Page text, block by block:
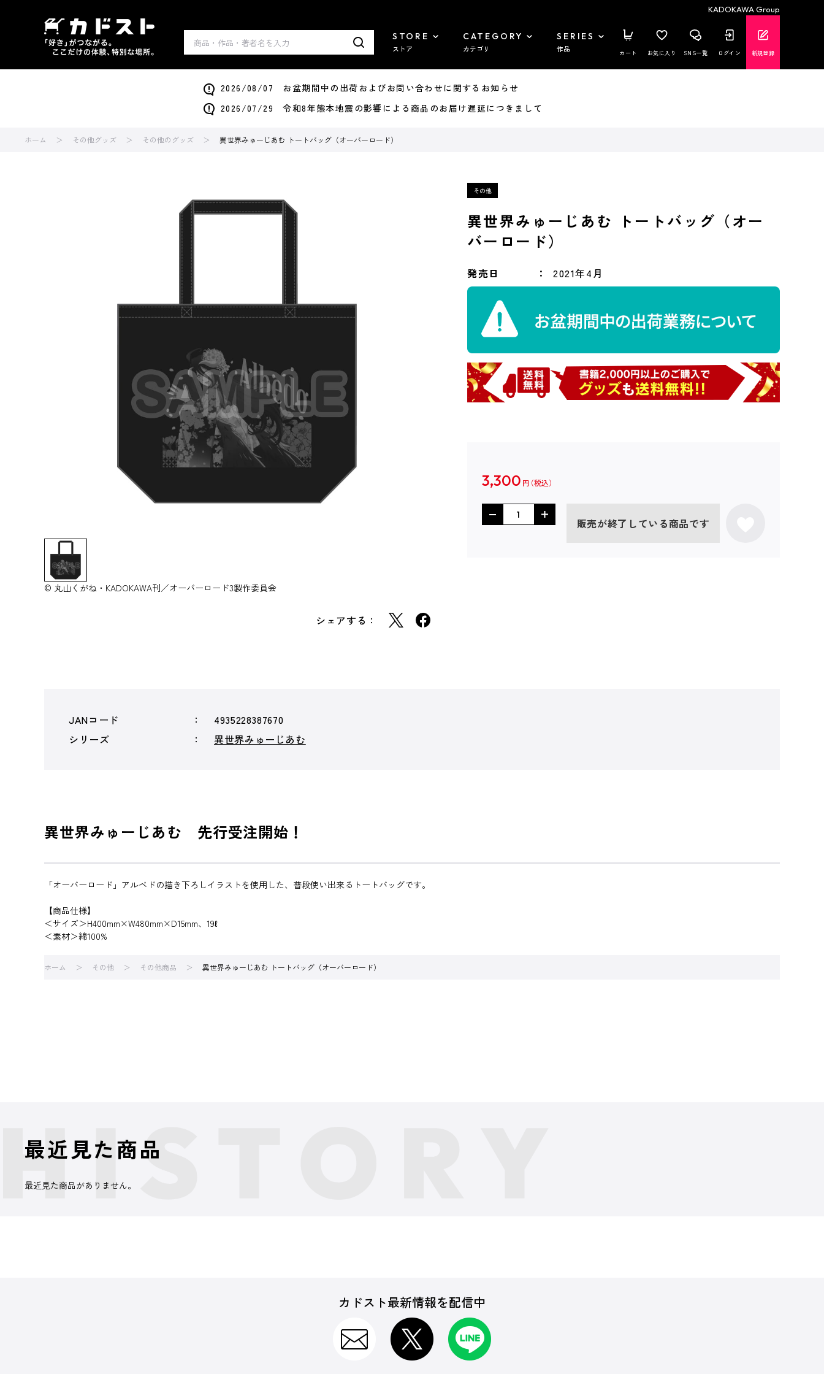
KADOKAWA Group
STORE
ストア
CATEGORY
カテゴリ
SERIES
作品 カート お気に入り SNS一覧 ログイン 新規登録
2026/08/07 お盆期間中の出荷およびお問い合わせに関するお知らせ
2026/07/29 令和8年熊本地震の影響による商品のお届け遅延につきまして
ホーム その他グッズ その他のグッズ 異世界みゅーじあむ トートバッグ（オーバーロード）
© 丸山くがね・KADOKAWA刊／オーバーロード3製作委員会
シェアする：
異世界みゅーじあむ トートバッグ（オー
バーロード）
発売日 2021年4月
3,300 円
販売が終了している商品です
JANコード
4935228387670
シリーズ
異世界みゅーじあむ
異世界みゅーじあむ 先行受注開始！
「オーバーロード」アルベドの描き下ろしイラストを使用した、普段使い出来るトートバッグです。
【商品仕様】
＜サイズ＞H400mm×W480mm×D15mm、19ℓ
＜素材＞綿100%
ホーム その他 その他商品 異世界みゅーじあむ トートバッグ（オーバーロード）
最近見た商品
最近見た商品がありません。
カドスト最新情報を配信中